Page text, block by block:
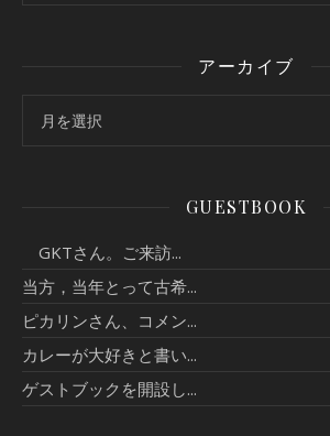
アーカイブ
GUESTBOOK
GKTさん。ご来訪...
当方，当年とって古希...
ピカリンさん、コメン...
カレーが大好きと書い...
ゲストブックを開設し...